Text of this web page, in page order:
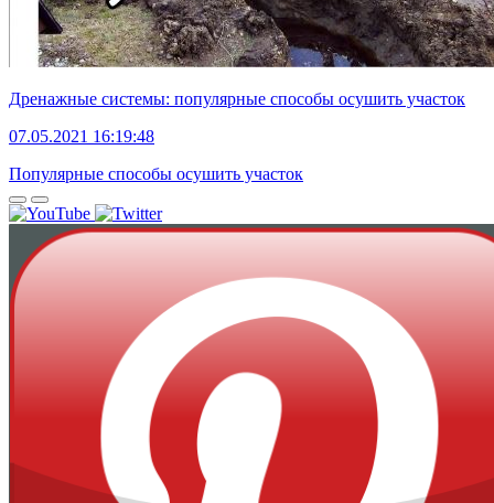
Дренажные системы: популярные способы осушить участок
07.05.2021 16:19:48
Популярные способы осушить участок